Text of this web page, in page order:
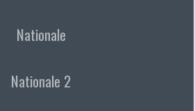
Nationale
Nationale 2